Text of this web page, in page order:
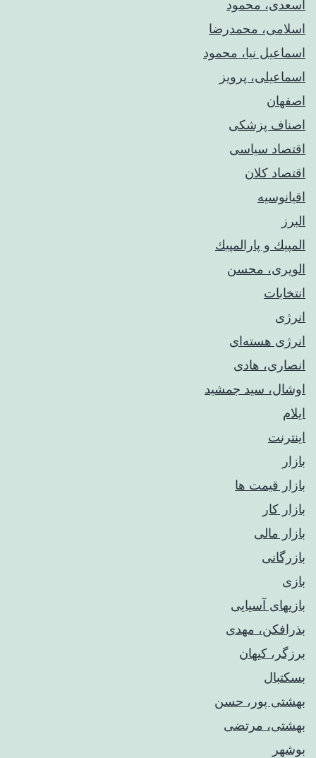
اسعدی، محمود
اسلامی، محمدرضا
اسماعیل نیا، محمود
اسماعیلی، پرویز
اصفهان
اصناف پزشکی
اقتصاد سیاسی
اقتصاد کلان
اقیانوسیه
البرز
المپيك و پارالمپيك
الویری، محسن
انتخابات
انرژی
انرژی هسته‌ای
انصاری، هادی
اوشال، سید جمشید
ایلام
اینترنت
بازار
بازار قیمت ها
بازار کار
بازار مالی
بازرگانی
بازی
بازیهای آسیایی
بذرافکن، مهدی
برزگر، کیهان
بسکتبال
بهشتی پور، حسن
بهشتی، مرتضی
بوشهر